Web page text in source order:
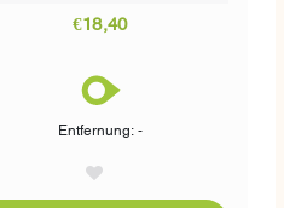
€18,40
Entfernung: -